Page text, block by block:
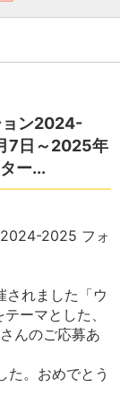
ョン2024-
7日～2025年
ー...
2024-2025 フォ
れました「ウ
ーマとした、
んのご応募あ
た。おめでとう